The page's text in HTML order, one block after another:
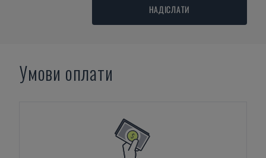
НАДІСЛАТИ
Умови оплати